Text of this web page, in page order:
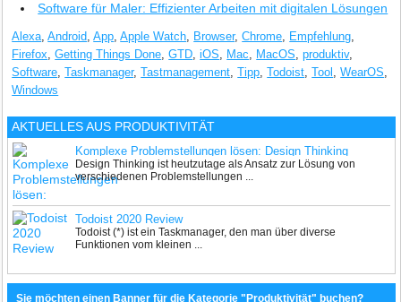
Software für Maler: Effizienter Arbeiten mit digitalen Lösungen
Alexa,Android,App,Apple Watch, Browser,Chrome, Empfehlung,
Firefox,Getting Things Done,GTD,iOS, Mac, MacOS,produktiv,
Software,Taskmanager,Tastmanagement,Tipp,Todoist,Tool ,WearOS,
Windows
AKTUELLES AUS PRODUKTIVITÄT
Komplexe Problemstellungen lösen: Design Thinking
Design Thinking ist heutzutage als Ansatz zur Lösung von
verschiedenen Problemstellungen ...
Todoist 2020 Review
Todoist (*) ist ein Taskmanager, den man über diverse
Funktionen vom kleinen ...
Sie möchten einen Banner für die Kategorie " Produktivität" buchen?